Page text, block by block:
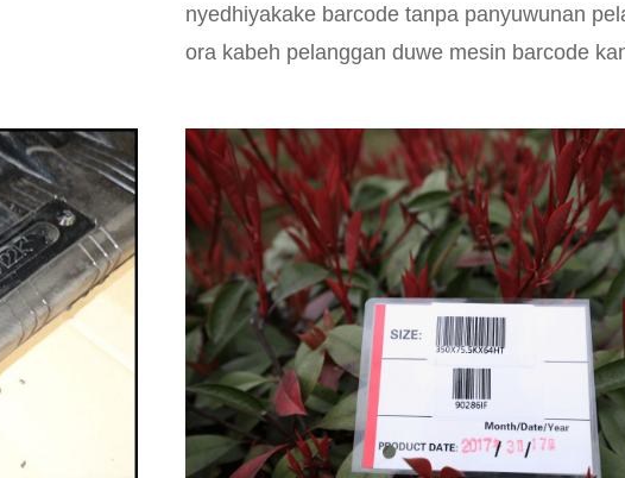
nyedhiyakake barcode tanpa panyuwunan
ora kabeh pelanggan duwe mesin barcode